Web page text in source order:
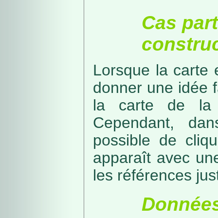
Cas
Lorsque la carte
donner une idée
la carte de la
Cependant,
possible de
apparaît avec
les références